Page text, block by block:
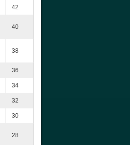
42
40
38
36
34
32
30
28